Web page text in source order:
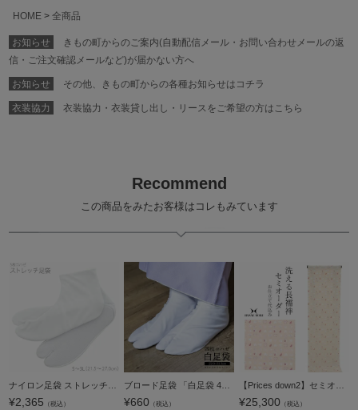
HOME
全商品
お知らせ
きもの町からのご案内(自動配信メール・お問い合わせメールの返
信・ご注文確認メールなど)が届かない方へ
お知らせ その他、きもの町からの各種お知らせはコチラ
衣装協力 衣装協力・衣装貸し出し・リースをご希望の方はこちら
Recommend
この商品をみたお客様はコレもみています
¥2,365 （税込） ¥660 （税込） ¥25,300 （税込）